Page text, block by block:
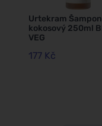
Urtekram Šampon
kokosový 250ml
VEG
177 Kč